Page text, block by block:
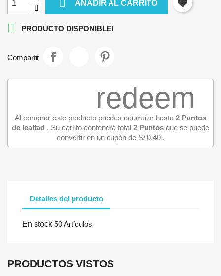
AÑADIR AL CARRITO
 PRODUCTO DISPONIBLE!
Compartir
redeem
Al comprar este producto puedes acumular hasta 2 Puntos
de lealtad . Su carrito contendrá total 2 Puntos que se puede
convertir en un cupón de S/ 0.40.
Detalles del producto
En stock 50 Artículos
PRODUCTOS VISTOS
Iniciar sesión